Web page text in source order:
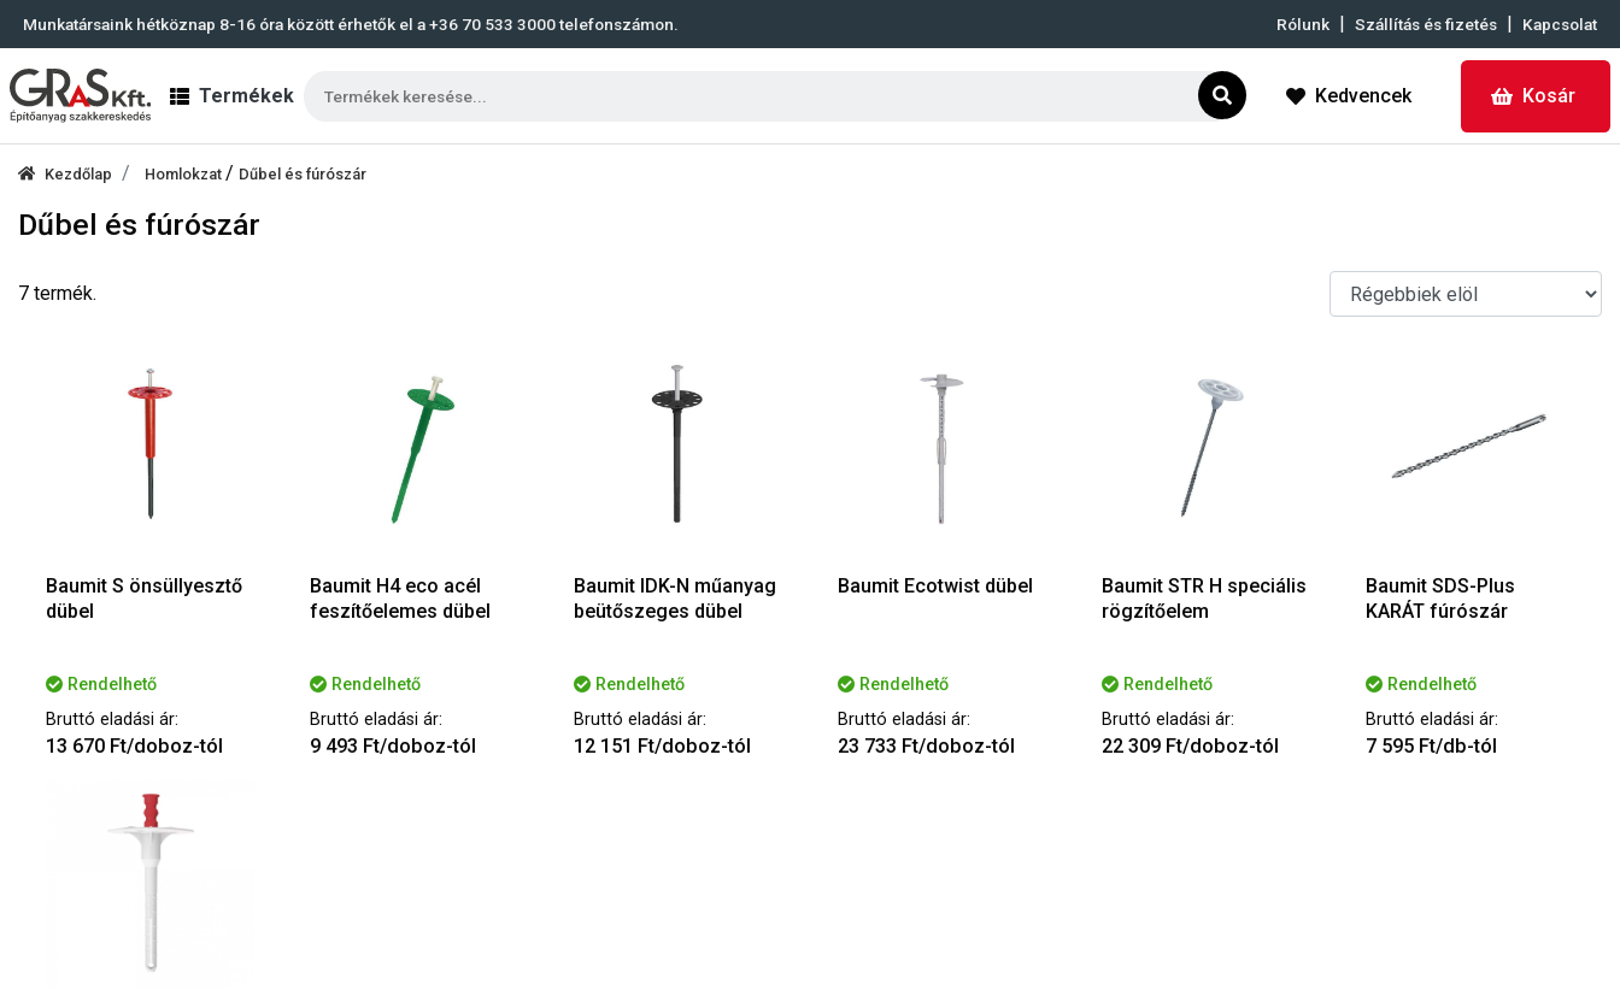
Munkatársaink hétköznap 8-16 óra között érhetők el a+36 70 533 3000telefonszámon. Rólunk | Szállítás és fizetés | Kapcsolat
Termékek Kedvencek Kosár
Kezdőlap Homlokzat / Dűbel és fúrószár
Dűbel és fúrószár
7 termék.
Baumit S önsüllyesztő
dübel
Rendelhető
Bruttó eladási ár:
13 670 Ft/doboz-tól
Baumit H4 eco acél
feszítőelemes dübel
Rendelhető
Bruttó eladási ár:
9 493 Ft/doboz-tól
Baumit IDK-N műanyag
beütőszeges dübel
Rendelhető
Bruttó eladási ár:
12 151 Ft/doboz-tól
Baumit Ecotwist dübel
Rendelhető
Bruttó eladási ár:
23 733 Ft/doboz-tól
Baumit STR H speciális
rögzítőelem
Rendelhető
Bruttó eladási ár:
22 309 Ft/doboz-tól
Baumit SDS-Plus
KARÁT fúrószár
Rendelhető
Bruttó eladási ár:
7 595 Ft/db-tól